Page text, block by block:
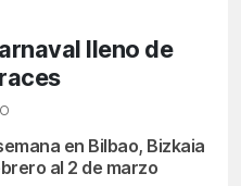
lleno de
en Bilbao, Bizkaia
al 2 de marzo